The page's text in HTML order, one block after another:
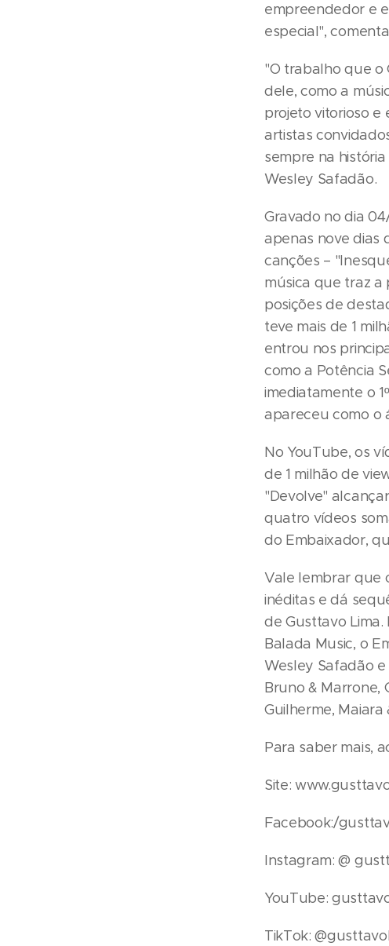
empreendedor e
especial",
"O trabalho que o
dele, como a
projeto vitorioso
artistas
sempre na
Wesley Safadão.
Gravado no dia
apenas nove dias
canções –
música que traz
posições de
teve mais de 1
entrou nos
como a Potência
imediatamente o
apareceu como o
No YouTube, os
de 1 milhão de
"Devolve"
quatro vídeos
do Embaixador,
Vale lembrar que
inéditas e dá
de Gusttavo
Balada Music, o
Wesley Safadão
Bruno & Marrone,
Guilherme,
Para saber mais,
Site:
Facebook:/
Instagram: @
YouTube:
TikTok: